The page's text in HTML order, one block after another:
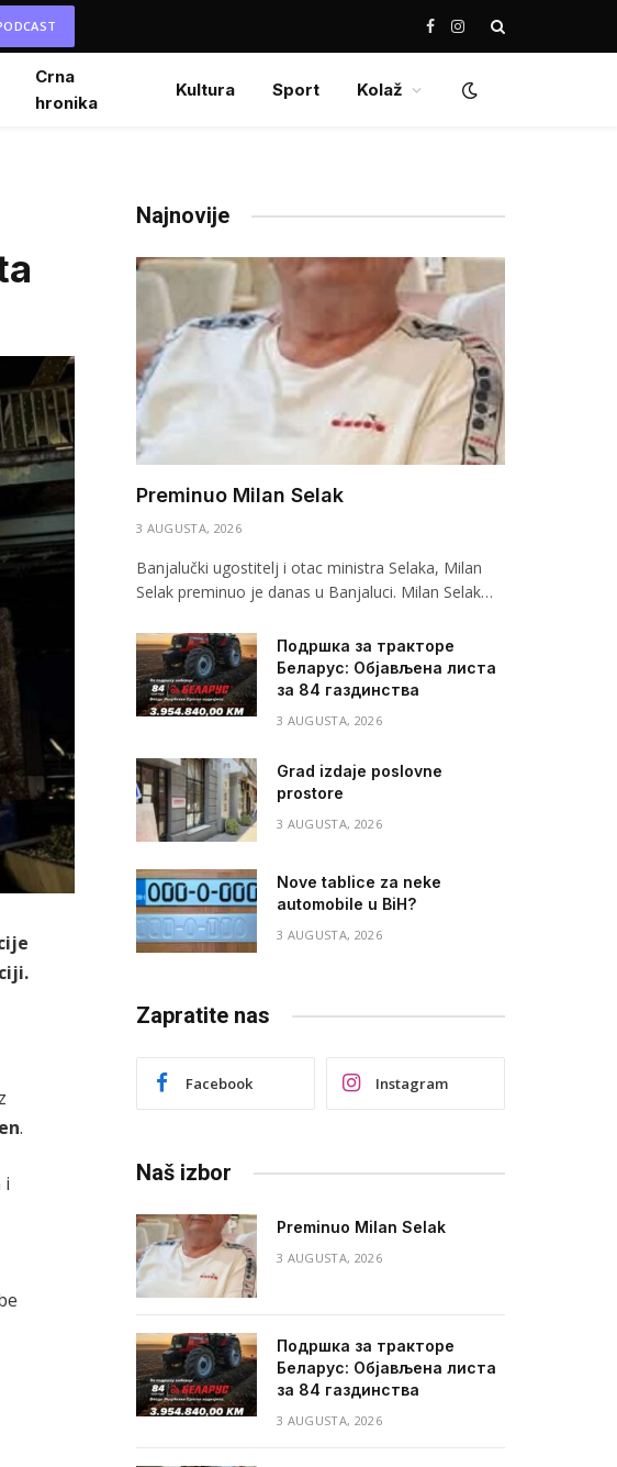
Facebook
Instagram
Crna
hronika
Kultura Sport Kolaž
.
i
Najnovije
Preminuo Milan Selak
3 AUGUSTA, 2026
Banjalučki ugostitelj i otac ministra Selaka, Milan
Selak preminuo je danas u Banjaluci. Milan Selak…
Подршка за тракторе
Беларус: Објављена листа
за 84 газдинства
3 AUGUSTA, 2026
Grad izdaje poslovne
prostore
3 AUGUSTA, 2026
Nove tablice za neke
automobile u BiH?
3 AUGUSTA, 2026
Zapratite nas
Facebook Instagram
Naš izbor
Preminuo Milan Selak
3 AUGUSTA, 2026
Подршка за тракторе
Беларус: Објављена листа
за 84 газдинства
3 AUGUSTA, 2026